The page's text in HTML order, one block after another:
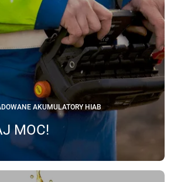
AKUMULATORY HIAB
MOC!